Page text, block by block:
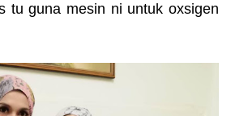
tu guna mesin ni untuk oxsigen